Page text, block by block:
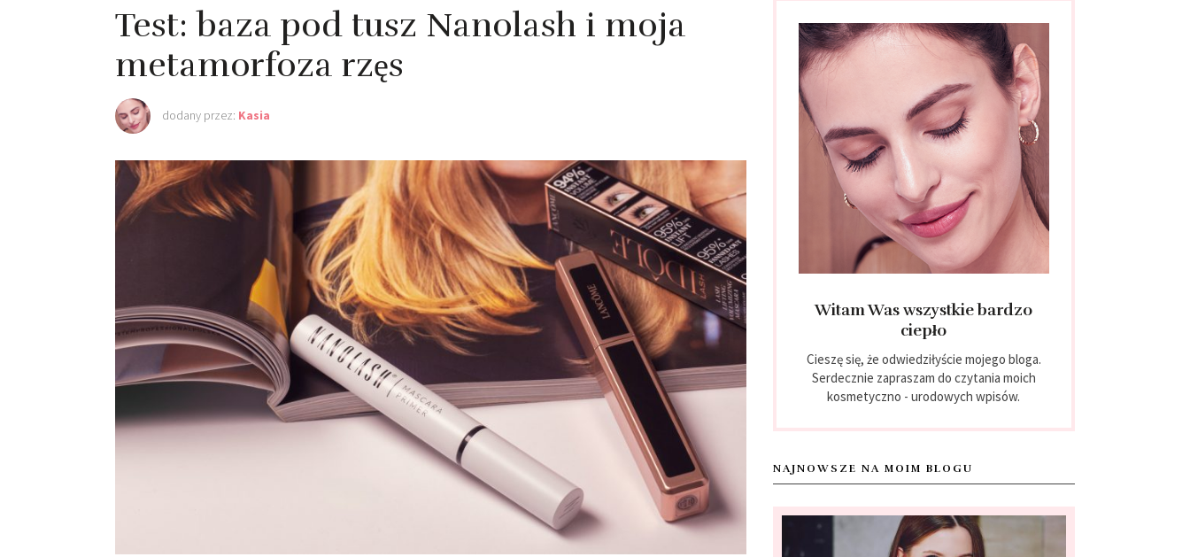
Test: baza pod tusz Nanolash i moja
metamorfoza rzęs
dodany przez: Kasia
Witam Was wszystkie bardzo
ciepło
Cieszę się, że odwiedziłyście mojego bloga.
Serdecznie zapraszam do czytania moich
kosmetyczno - urodowych wpisów.
NAJNOWSZE NA MOIM BLOGU